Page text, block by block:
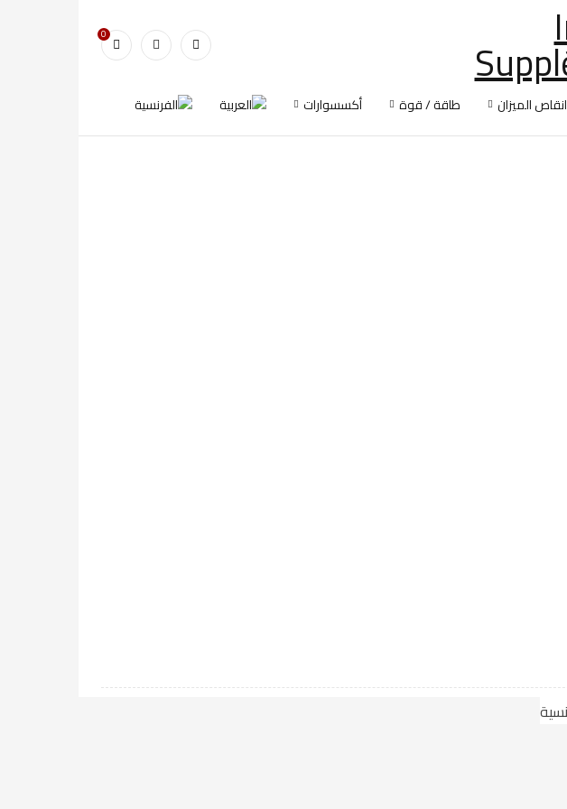
0
انقاص الميزان طاقة / قوة أكسسوارات